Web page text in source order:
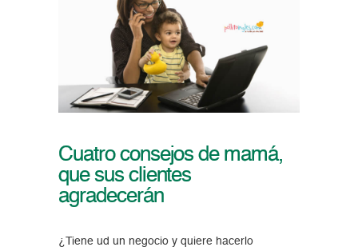
Cuatro consejos de mamá,
que sus clientes
agradecerán
¿Tiene ud un negocio y quiere hacerlo